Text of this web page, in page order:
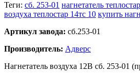
Теги: сб. 253-01 нагнетатель теплостар
воздуха теплостар 14тс 10 купить
Артикул завода: сб.253-01
Производитель: Адверс
Нагнетатель воздуха 12В сб. 253-